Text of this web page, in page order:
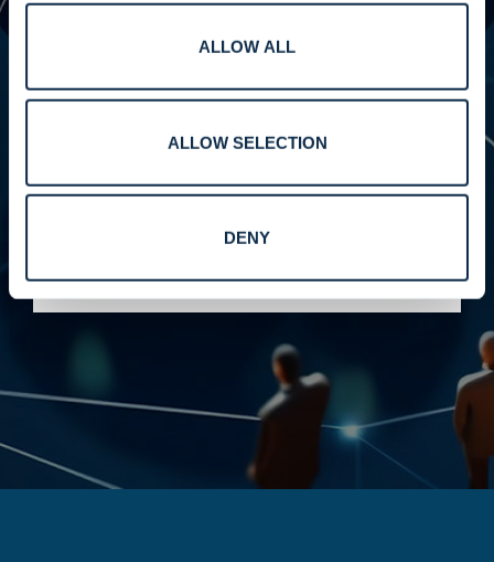
ALLOW ALL
ALLOW SELECTION
DENY
성능.
고 고성능 시스템을 제공하는 데 필요한 표준, 테스트
서 예측 가능한 통합, 위험 감소 및 향상된 성능을 지